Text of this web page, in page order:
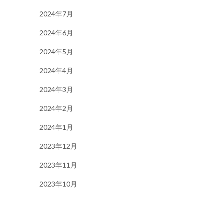
2024年7月
2024年6月
2024年5月
2024年4月
2024年3月
2024年2月
2024年1月
2023年12月
2023年11月
2023年10月